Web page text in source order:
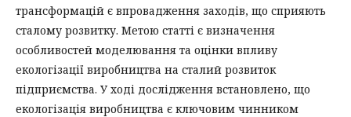
трансформацій є впровадження заходів, що сприяють
сталому розвитку. Метою статті є визначення
особливостей моделювання та оцінки впливу
екологізації виробництва на сталий розвиток
підприємства. У ході дослідження встановлено, що
екологізація виробництва є ключовим чинником